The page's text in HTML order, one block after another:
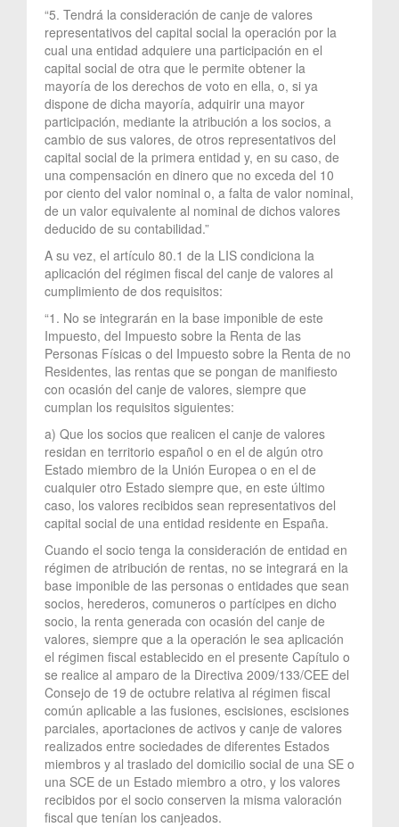
“5. Tendrá la consideración de canje de valores
representativos del capital social la operación por la
cual una entidad adquiere una participación en el
capital social de otra que le permite obtener la
mayoría de los derechos de voto en ella, o, si ya
dispone de dicha mayoría, adquirir una mayor
participación, mediante la atribución a los socios, a
cambio de sus valores, de otros representativos del
capital social de la primera entidad y, en su caso, de
una compensación en dinero que no exceda del 10
por ciento del valor nominal o, a falta de valor nominal,
de un valor equivalente al nominal de dichos valores
deducido de su contabilidad.”
A su vez, el artículo 80.1 de la LIS condiciona la
aplicación del régimen fiscal del canje de valores al
cumplimiento de dos requisitos:
“1. No se integrarán en la base imponible de este
Impuesto, del Impuesto sobre la Renta de las
Personas Físicas o del Impuesto sobre la Renta de no
Residentes, las rentas que se pongan de manifiesto
con ocasión del canje de valores, siempre que
cumplan los requisitos siguientes:
a) Que los socios que realicen el canje de valores
residan en territorio español o en el de algún otro
Estado miembro de la Unión Europea o en el de
cualquier otro Estado siempre que, en este último
caso, los valores recibidos sean representativos del
capital social de una entidad residente en España.
Cuando el socio tenga la consideración de entidad en
régimen de atribución de rentas, no se integrará en la
base imponible de las personas o entidades que sean
socios, herederos, comuneros o partícipes en dicho
socio, la renta generada con ocasión del canje de
valores, siempre que a la operación le sea aplicación
el régimen fiscal establecido en el presente Capítulo o
se realice al amparo de la Directiva 2009/133/CEE del
Consejo de 19 de octubre relativa al régimen fiscal
común aplicable a las fusiones, escisiones, escisiones
parciales, aportaciones de activos y canje de valores
realizados entre sociedades de diferentes Estados
miembros y al traslado del domicilio social de una SE o
una SCE de un Estado miembro a otro, y los valores
recibidos por el socio conserven la misma valoración
fiscal que tenían los canjeados.